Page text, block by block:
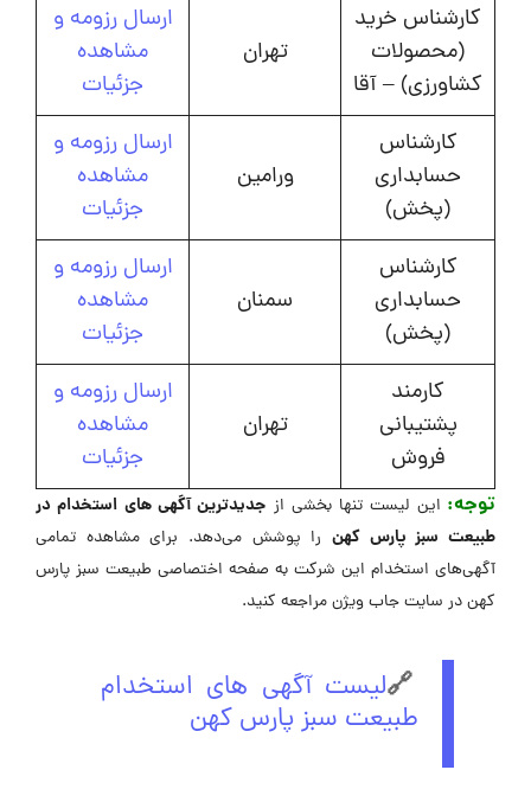
کارشناس خرید
(محصولات
کشاورزی) – آقا
تهران
ارسال رزومه و
مشاهده
جزئیات
کارشناس
حسابداری
(پخش)
ورامین
ارسال رزومه و
مشاهده
جزئیات
کارشناس
حسابداری
(پخش)
سمنان
ارسال رزومه و
مشاهده
جزئیات
کارمند
پشتیبانی
فروش
تهران
ارسال رزومه و
مشاهده
جزئیات
توجه: این لیست تنها بخشی از جدیدترین آگهی های استخدام در
طبیعت سبز پارس کهن را پوشش می‌دهد. برای مشاهده تمامی
آگهی‌های استخدام این شرکت به صفحه اختصاصی طبیعت سبز پارس
کهن در سایت جاب ویژن مراجعه کنید.
🔗لیست آگهی های استخدام
طبیعت سبز پارس کهن